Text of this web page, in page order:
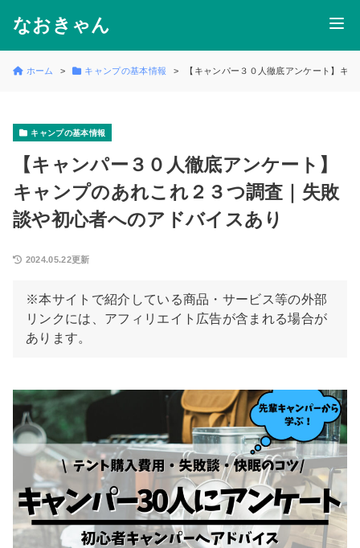
なおきゃん
ホーム キャンプの基本情報 【キャンパー３０人徹底アンケート】キ
キャンプの基本情報
【キャンパー３０人徹底アンケート】
キャンプのあれこれ２３つ調査｜失敗
談や初心者へのアドバイスあり
2024.05.22更新
※本サイトで紹介している商品・サービス等の外部
リンクには、アフィリエイト広告が含まれる場合が
あります。